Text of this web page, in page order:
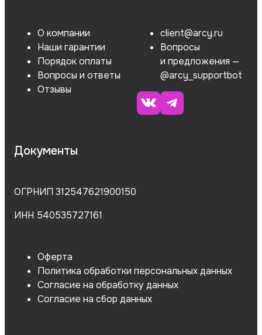
О компании
Наши гарантии
Порядок оплаты
Вопросы и ответы
Отзывы
client@arcy.ru
Вопросы
и предложения —
@arcy_supportbot
Документы
ОГРНИП 312547621900150
ИНН 540535727161
Оферта
Политика обработки персональных данных
Согласие на обработку данных
Согласие на сбор данных